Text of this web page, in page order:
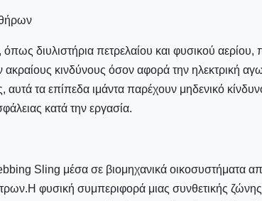
όπως διυλιστήρια πετρελαίου και φυσικού
κινδύνους όσον αφορά την ηλεκτρική
αυτά τα επίπεδα ιμάντα παρέχουν μηδενικό
κατά την εργασία.
Sling μέσα σε βιομηχανικά οικοσυστήματα
φυσική συμπεριφορά μιας συνθετικής